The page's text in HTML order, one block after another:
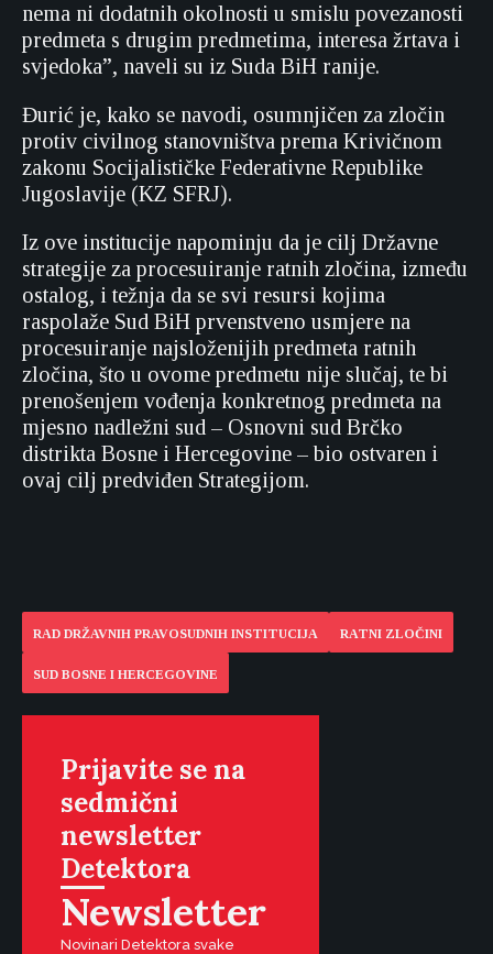
nema ni dodatnih okolnosti u smislu povezanosti
predmeta s drugim predmetima, interesa žrtava i
svjedoka”, naveli su iz Suda BiH ranije.
Đurić je, kako se navodi, osumnjičen za zločin
protiv civilnog stanovništva prema Krivičnom
zakonu Socijalističke Federativne Republike
Jugoslavije (KZ SFRJ).
Iz ove institucije napominju da je cilj Državne
strategije za procesuiranje ratnih zločina, između
ostalog, i težnja da se svi resursi kojima
raspolaže Sud BiH prvenstveno usmjere na
procesuiranje najsloženijih predmeta ratnih
zločina, što u ovome predmetu nije slučaj, te bi
prenošenjem vođenja konkretnog predmeta na
mjesno nadležni sud – Osnovni sud Brčko
distrikta Bosne i Hercegovine – bio ostvaren i
ovaj cilj predviđen Strategijom.
RAD DRŽAVNIH PRAVOSUDNIH INSTITUCIJA RATNI ZLOČINI
SUD BOSNE I HERCEGOVINE
Prijavite se na
sedmični
newsletter
Detektora
Newsletter
Novinari Detektora svake